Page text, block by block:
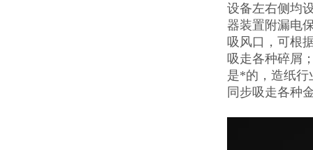
设备左右侧均
器装置附漏电
吸风口，可根
吸走各种碎屑
是*的，造纸行
同步吸走各种